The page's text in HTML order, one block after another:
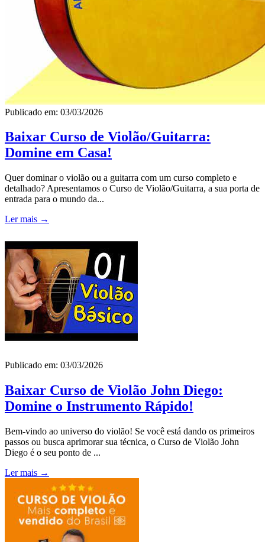
Publicado em: 03/03/2026
Baixar Curso de Violão/Guitarra:
Domine em Casa!
Quer dominar o violão ou a guitarra com um curso completo e
detalhado? Apresentamos o Curso de Violão/Guitarra, a sua porta de
entrada para o mundo da...
Ler mais →
Publicado em: 03/03/2026
Baixar Curso de Violão John Diego:
Domine o Instrumento Rápido!
Bem-vindo ao universo do violão! Se você está dando os primeiros
passos ou busca aprimorar sua técnica, o Curso de Violão John
Diego é o seu ponto de ...
Ler mais →